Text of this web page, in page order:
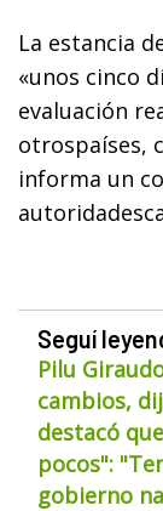
La estancia
«unos cinco
evaluación
otrospaíses,
informa un
Seguí
Pilu
cambios,
destacó
pocos":
gobierno